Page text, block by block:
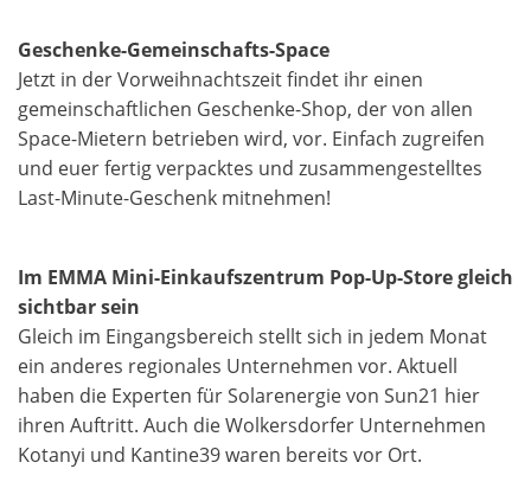
Geschenke-Gemeinschafts-Space
Jetzt in der Vorweihnachtszeit findet ihr einen
gemeinschaftlichen Geschenke-Shop, der von allen
Space-Mietern betrieben wird, vor. Einfach zugreifen
und euer fertig verpacktes und zusammengestelltes
Last-Minute-Geschenk mitnehmen!
Im EMMA Mini-Einkaufszentrum Pop-Up-Store gleich
sichtbar sein
Gleich im Eingangsbereich stellt sich in jedem Monat
ein anderes regionales Unternehmen vor. Aktuell
haben die Experten für Solarenergie von Sun21 hier
ihren Auftritt. Auch die Wolkersdorfer Unternehmen
Kotanyi und Kantine39 waren bereits vor Ort.